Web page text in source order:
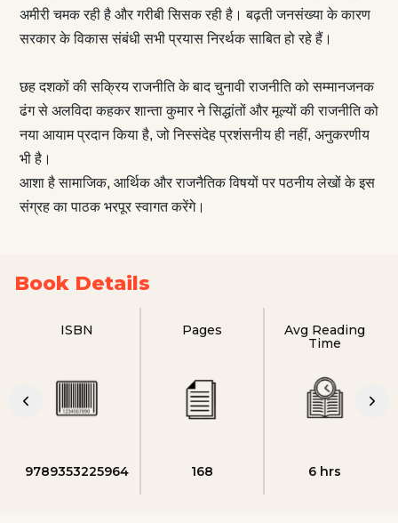
अमीरी चमक रही है और गरीबी सिसक रही है। बढ़ती जनसंख्या के कारण
सरकार के विकास संबंधी सभी प्रयास निरर्थक साबित हो रहे हैं।
छह दशकों की सक्रिय राजनीति के बाद चुनावी राजनीति को सम्मानजनक
ढंग से अलविदा कहकर शान्ता कुमार ने सिद्धांतों और मूल्यों की राजनीति को
नया आयाम प्रदान किया है, जो निस्संदेह प्रशंसनीय ही नहीं, अनुकरणीय
भी है।
आशा है सामाजिक, आर्थिक और राजनैतिक विषयों पर पठनीय लेखों के इस
संग्रह का पाठक भरपूर स्वागत करेंगे।
Book Details
ISBN
9789353225964
Pages
168
Avg Reading
Time
6 hrs